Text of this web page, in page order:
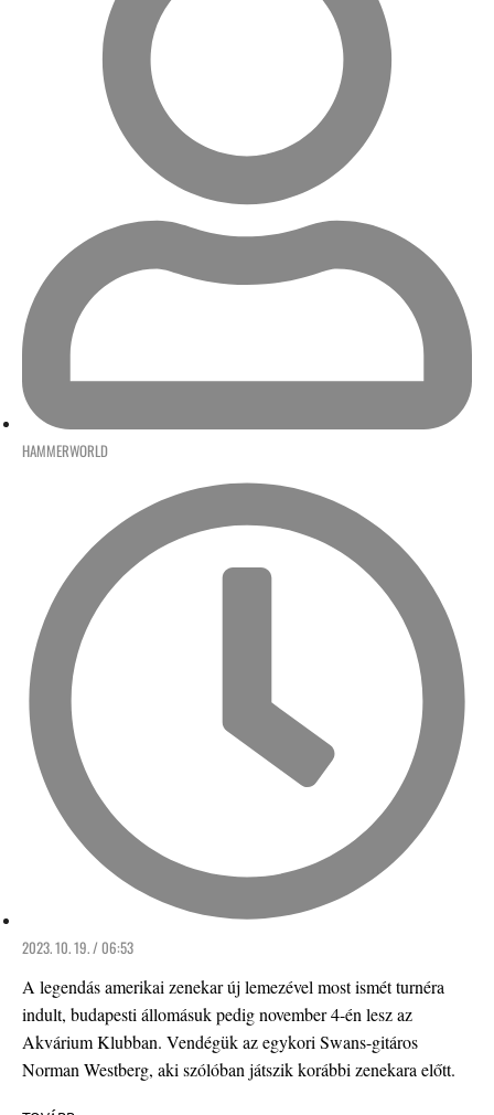
HAMMERWORLD
2023. 10. 19. / 06:53
A legendás amerikai zenekar új lemezével most ismét turnéra
indult, budapesti állomásuk pedig november 4-én lesz az
Akvárium Klubban. Vendégük az egykori Swans-gitáros
Norman Westberg, aki szólóban játszik korábbi zenekara előtt.